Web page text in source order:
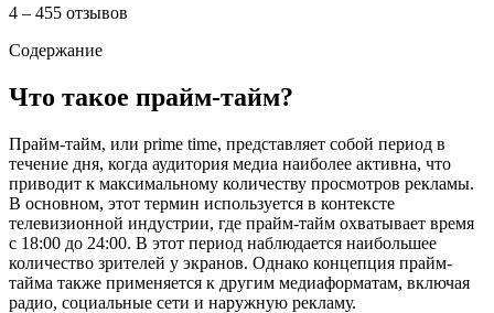
4 – 455 отзывов
Содержание
Что такое прайм-тайм?
Прайм-тайм, или prime time, представляет собой период в
течение дня, когда аудитория медиа наиболее активна, что
приводит к максимальному количеству просмотров рекламы.
В основном, этот термин используется в контексте
телевизионной индустрии, где прайм-тайм охватывает время
с 18:00 до 24:00. В этот период наблюдается наибольшее
количество зрителей у экранов. Однако концепция прайм-
тайма также применяется к другим медиаформатам, включая
радио, социальные сети и наружную рекламу.